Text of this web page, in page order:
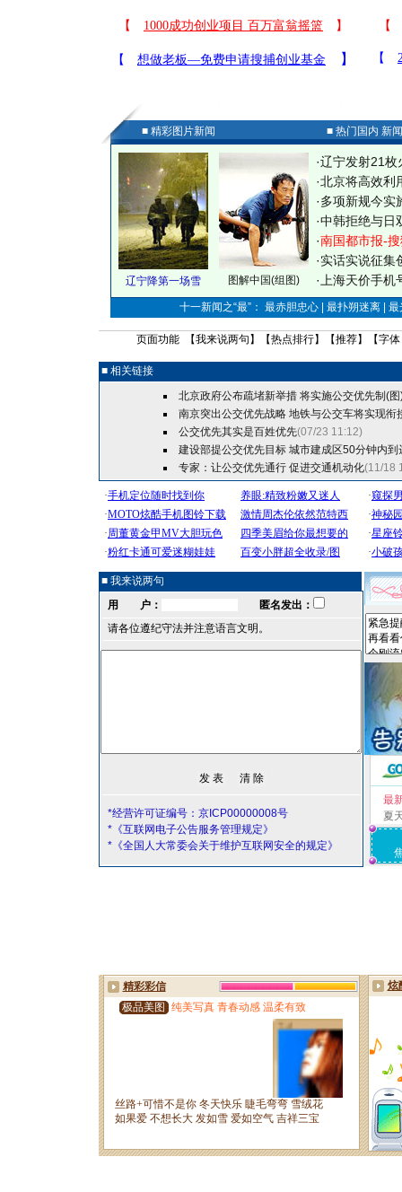
■ 精彩图片新闻 ■ 热门国内 新
辽宁降第一场雪 图解中国(组图)
·辽宁发射21枚
·北京将高效利
·多项新规今实
·中韩拒绝与日
·南国都市报-
·实话实说征集
· 上海天价手
十一新闻之“最”： 最赤胆忠心 | 最扑朔迷离 |
页面功能 【我来说两句 】【热点排行】【推荐】【字体
■ 相关链接
北京政府公布疏堵新举措 将实施公交优先制(图
南京突出公交优先战略 地铁与公交车将实现衔
公交优先其实是百姓优先(07/23 11:12)
建设部提公交优先目标 城市建成区50分钟内到
专家：让公交优先通行 促进交通机动化(11/18
■ 我来说两句
用 户：
匿名发出：
请各位遵纪守法并注意语言文明。
*经营许可证编号：京ICP00000008号
*《互联网电子公告服务管理规定》
*《全国人大常委会关于维护互联网安全的规定》
最
夏